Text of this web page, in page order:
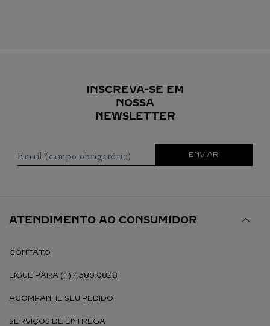
INSCREVA-SE EM
NOSSA
NEWSLETTER
Email (campo obrigatório) ENVIAR
ATENDIMENTO AO CONSUMIDOR
CONTATO
LIGUE PARA (11) 4380 0828
ACOMPANHE SEU PEDIDO
SERVIÇOS DE ENTREGA